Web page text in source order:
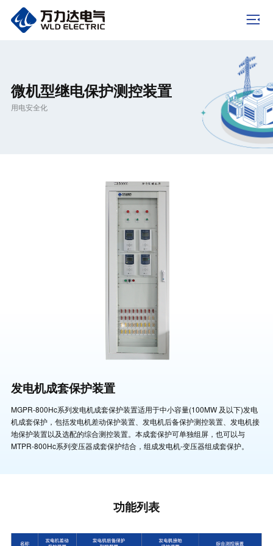
微机型继电保护测控装置
用电安全化
发电机成套保护装置
MGPR-800Hc系列发电机成套保护装置适用于中小容量(100MW 及以下)发电
机成套保护，包括发电机差动保护装置、发电机后备保护测控装置、发电机接
地保护装置以及选配的综合测控装置。本成套保护可单独组屏，也可以与
MTPR-800Hc系列变压器成套保护结合，组成发电机-变压器组成套保护。
功能列表